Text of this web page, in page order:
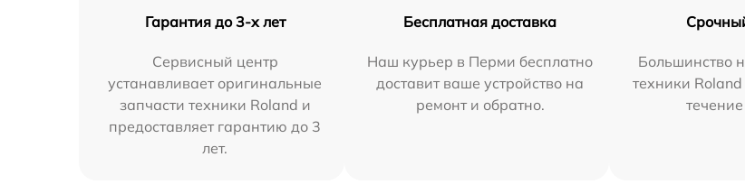
Гарантия до 3-х лет
Сервисный центр
устанавливает оригинальные
запчасти техники Roland и
предоставляет гарантию до 3
лет.
Бесплатная доставка
Наш курьер в Перми бесплатно
доставит ваше устройство на
ремонт и обратно.
Большинство
техники